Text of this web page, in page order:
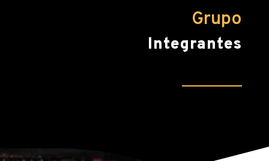
Grupo
Integrantes